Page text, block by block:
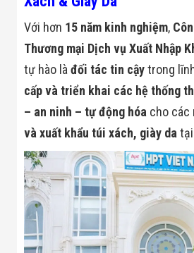
Với hơn 15 năm kinh nghiệm,
Thương mại Dịch vụ Xuất Nhập
tự hào làđối tác tin cậytrong
cấp và triển khai các hệ thống
– an ninh – tự động hóa cho các
và xuất khẩu túi xách, giày da